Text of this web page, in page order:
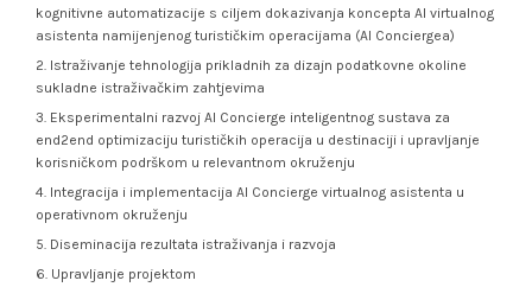
kognitivne automatizacije s ciljem dokazivanja koncepta AI virtualnog
asistenta namijenjenog turističkim operacijama (AI Conciergea)
Istraživanje tehnologija prikladnih za dizajn podatkovne okoline
sukladne istraživačkim zahtjevima
Eksperimentalni razvoj AI Concierge inteligentnog sustava za
end2end optimizaciju turističkih operacija u destinaciji i upravljanje
korisničkom podrškom u relevantnom okruženju
Integracija i implementacija AI Concierge virtualnog asistenta u
operativnom okruženju
Diseminacija rezultata istraživanja i razvoja
Upravljanje projektom